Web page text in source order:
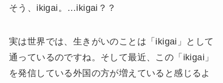
そう、ikigai。…ikigai？？
実は世界では、生きがいのことは「ikigai」として
通っているのですね。そして最近、この「ikigai」
を発信している外国の方が増えていると感じるよ